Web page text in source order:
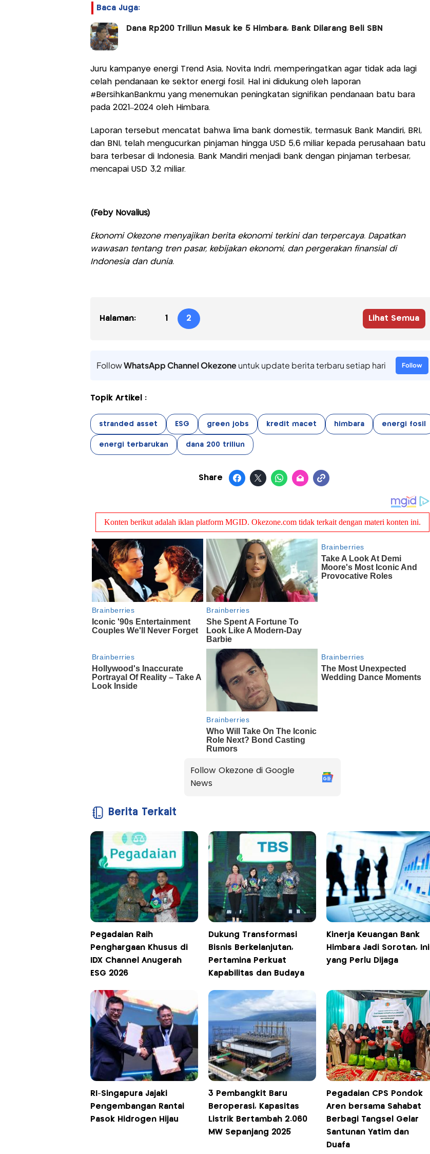
Baca Juga:
Dana Rp200 Triliun Masuk ke 5 Himbara, Bank Dilarang Beli SBN
Juru kampanye energi Trend Asia, Novita Indri, memperingatkan agar tidak ada lagi
celah pendanaan ke sektor energi fosil. Hal ini didukung oleh laporan
#BersihkanBankmu yang menemukan peningkatan signifikan pendanaan batu bara
pada 2021–2024 oleh Himbara.
Laporan tersebut mencatat bahwa lima bank domestik, termasuk Bank Mandiri, BRI,
dan BNI, telah mengucurkan pinjaman hingga USD 5,6 miliar kepada perusahaan batu
bara terbesar di Indonesia. Bank Mandiri menjadi bank dengan pinjaman terbesar,
mencapai USD 3,2 miliar.
(Feby Novalius)
Ekonomi Okezone menyajikan berita ekonomi terkini dan terpercaya. Dapatkan
wawasan tentang tren pasar, kebijakan ekonomi, dan pergerakan finansial di
Indonesia dan dunia.
Halaman: 1 2 Lihat Semua
FollowWhatsApp Channel Okezoneuntuk update berita terbaru setiap hari Follow
Topik Artikel :
stranded asset ESG green jobs kredit macet himbara energi fosil
energi terbarukan dana 200 triliun
Share
Follow Okezone di Google
News
Berita Terkait
Pegadaian Raih
Penghargaan Khusus di
IDX Channel Anugerah
ESG 2026
Dukung Transformasi
Bisnis Berkelanjutan,
Pertamina Perkuat
Kapabilitas dan Budaya
Kinerja Keuangan Bank
Himbara Jadi Sorotan, Ini
yang Perlu Dijaga
RI-Singapura Jajaki
Pengembangan Rantai
Pasok Hidrogen Hijau
3 Pembangkit Baru
Beroperasi, Kapasitas
Listrik Bertambah 2.060
MW Sepanjang 2025
Pegadaian CPS Pondok
Aren bersama Sahabat
Berbagi Tangsel Gelar
Santunan Yatim dan
Duafa